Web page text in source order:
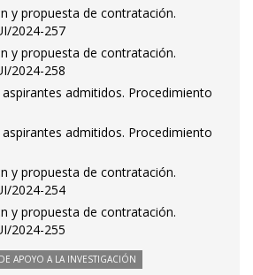
y propuesta de contratación.
2024-257
y propuesta de contratación.
2024-258
admitidos. Procedimiento
admitidos. Procedimiento
y propuesta de contratación.
2024-254
y propuesta de contratación.
2024-255
APOYO A LA INVESTIGACIÓN